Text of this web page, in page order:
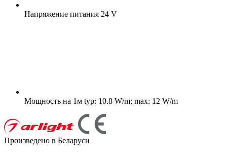
Напряжение питания 24 V
Мощность на 1м typ: 10.8 W/m; max: 12 W/m
Произведено в Беларуси